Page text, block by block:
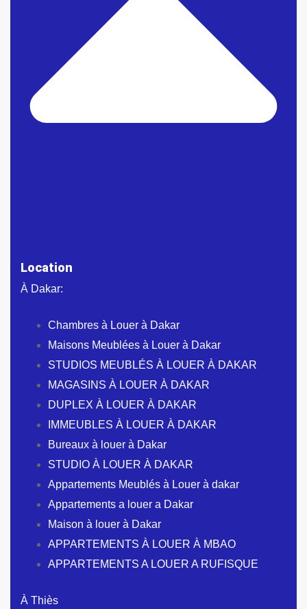
Location
À Dakar:
Chambres à Louer à Dakar
Maisons Meublées à Louer à Dakar
STUDIOS MEUBLÉS À LOUER À DAKAR
MAGASINS À LOUER À DAKAR
DUPLEX À LOUER À DAKAR
IMMEUBLES À LOUER À DAKAR
Bureaux à louer à Dakar
STUDIO À LOUER À DAKAR
Appartements Meublés à Louer à dakar
Appartements a louer a Dakar
Maison à louer à Dakar
APPARTEMENTS À LOUER À MBAO
APPARTEMENTS A LOUER A RUFISQUE
À Thiès